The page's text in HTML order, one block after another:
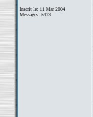
Inscrit le: 11 Mar 2004
Messages: 5473